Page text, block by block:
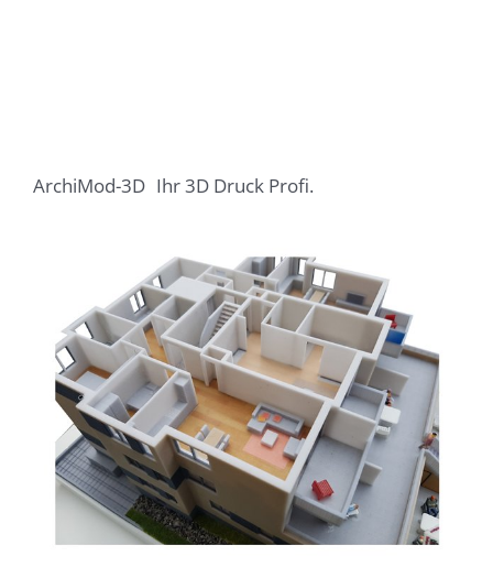
ArchiMod-3D Ihr 3D Druck Profi.